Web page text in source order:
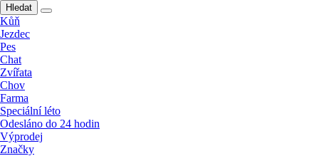
Hledat
Kůň
Jezdec
Pes
Chat
Zvířata
Chov
Farma
Speciální léto
Odesláno do 24 hodin
Výprodej
Značky